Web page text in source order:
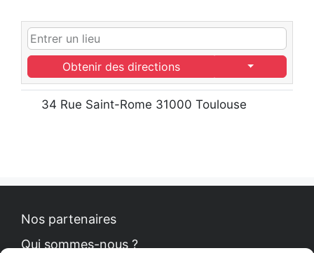
Obtenir des directions
34 Rue Saint-Rome 31000 Toulouse
Nos partenaires
Qui sommes-nous ?